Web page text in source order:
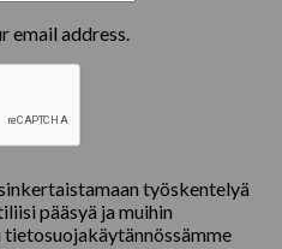
email address.
työskentelyä
pääsyä ja muihin